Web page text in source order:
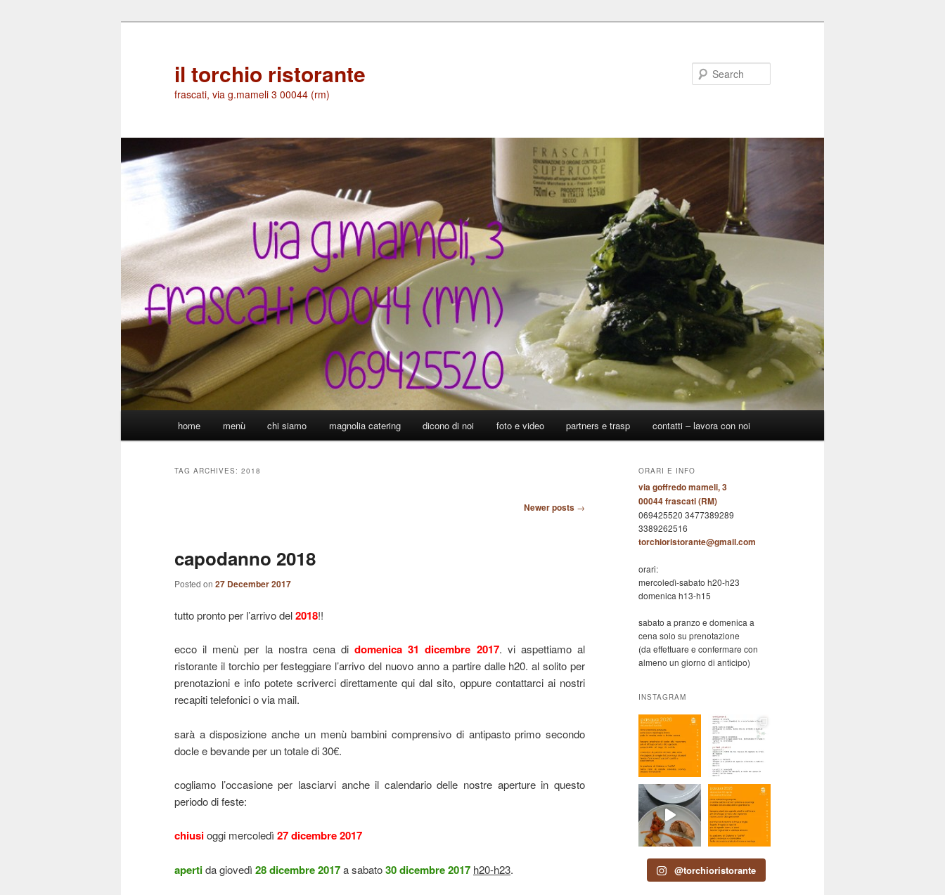
il torchio ristorante
frascati, via g.mameli 3 00044 (rm)
home menù chi siamo magnolia catering dicono di noi foto e video partners e trasp contatti – lavora con noi
TAG ARCHIVES: 2018
Newer posts →
capodanno 2018
Posted on 27 December 2017
tutto pronto per l’arrivo del2018!!
ecco il menù per la nostra cena didomenica 31 dicembre 2017. vi aspettiamo al
ristorante il torchio per festeggiare l’arrivo del nuovo anno a partire dalle h20. al solito per
prenotazioni e info potete scriverci direttamente qui dal sito, oppure contattarci ai nostri
recapiti telefonici o via mail.
sarà a disposizione anche un menù bambini comprensivo di antipasto primo secondo
docle e bevande per un totale di 30€.
cogliamo l’occasione per lasciarvi anche il calendario delle nostre aperture in questo
periodo di feste:
chiusioggi mercoledì 27 dicembre 2017
apertida giovedì 28 dicembre 2017a sabato30 dicembre 2017 h20-h23.
ORARI E INFO
via goffredo mameli, 3
00044 frascati (RM)
069425520 3477389289
3389262516
torchioristorante@gmail.com
orari:
mercoledì-sabato h20-h23
domenica h13-h15
sabato a pranzo e domenica a
cena solo su prenotazione
(da effettuare e confermare con
almeno un giorno di anticipo)
INSTAGRAM
@torchioristorante